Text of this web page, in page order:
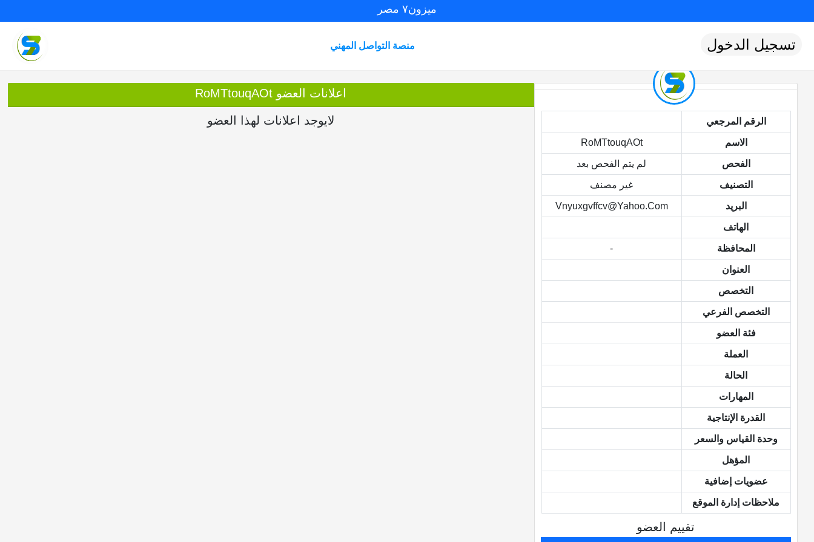
ميزون٧ مصر
منصة التواصل المهني تسجيل الدخول
الرقم المرجعي
الاسم RoMTtouqAOt
الفحص لم يتم الفحص بعد
التصنيف غير مصنف
البريد Vnyuxgvffcv@yahoo.com
الهاتف
المحافظة -
العنوان
التخصص
التخصص الفرعي
فئة العضو
العملة
الحالة
المهارات
القدرة الإنتاجية
وحدة القياس والسعر
المؤهل
عضويات إضافية
ملاحظات إدارة الموقع
تقييم العضو
اعلانات العضو RoMTtouqAOt
لايوجد اعلانات لهذا العضو